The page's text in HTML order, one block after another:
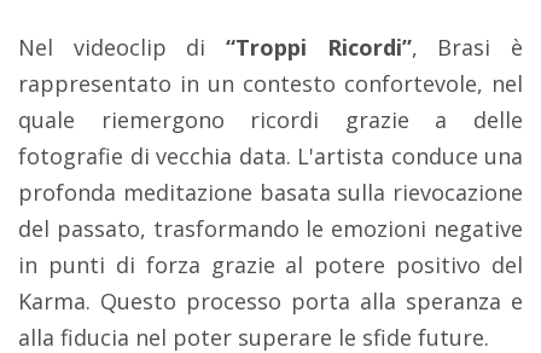
Nel videoclip di “Troppi Ricordi”, Brasi è
rappresentato in un contesto confortevole, nel
quale riemergono ricordi grazie a delle
fotografie di vecchia data. L'artista conduce una
profonda meditazione basata sulla rievocazione
del passato, trasformando le emozioni negative
in punti di forza grazie al potere positivo del
Karma. Questo processo porta alla speranza e
alla fiducia nel poter superare le sfide future.